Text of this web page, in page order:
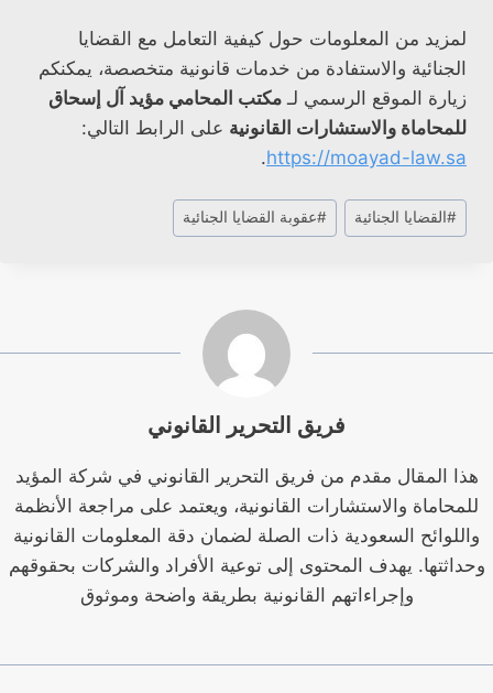
لمزيد من المعلومات حول كيفية التعامل مع القضايا
الجنائية والاستفادة من خدمات قانونية متخصصة، يمكنكم
زيارة الموقع الرسمي لـ مكتب المحامي مؤيد آل إسحاق
للمحاماة والاستشارات القانونية على الرابط التالي:
https://moayad-law.sa
.
وسوم
المقال:
#القضايا الجنائية #عقوبة القضايا الجنائية
فريق التحرير القانوني
هذا المقال مقدم من فريق التحرير القانوني في شركة المؤيد
للمحاماة والاستشارات القانونية، ويعتمد على مراجعة الأنظمة
واللوائح السعودية ذات الصلة لضمان دقة المعلومات القانونية
وحداثتها. يهدف المحتوى إلى توعية الأفراد والشركات بحقوقهم
وإجراءاتهم القانونية بطريقة واضحة وموثوق